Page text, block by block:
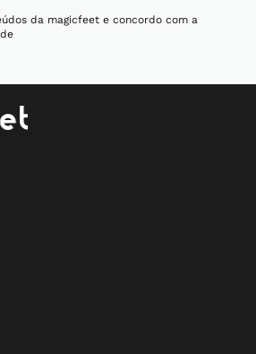
da magicfeet e concordo com a